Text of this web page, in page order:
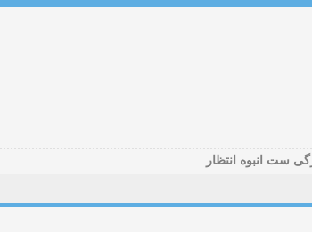
ست انبوه انتظار